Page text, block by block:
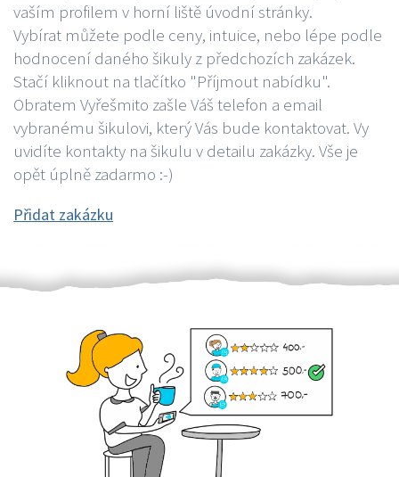
vaším profilem v horní liště úvodní stránky.
Vybírat můžete podle ceny, intuice, nebo lépe podle
hodnocení daného šikuly z předchozích zakázek.
Stačí kliknout na tlačítko "Příjmout nabídku".
Obratem Vyřešmito zašle Váš telefon a email
vybranému šikulovi, který Vás bude kontaktovat. Vy
uvidíte kontakty na šikulu v detailu zakázky. Vše je
opět úplně zadarmo :-)
Přidat zakázku